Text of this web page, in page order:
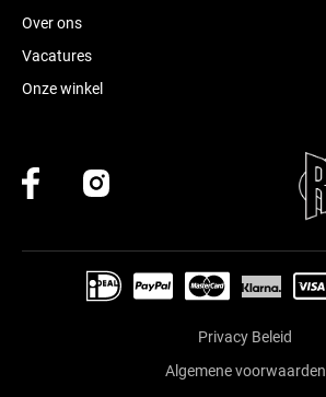
Over ons
Vacatures
Onze winkel
Privacy Beleid
Algemene voorwaarden